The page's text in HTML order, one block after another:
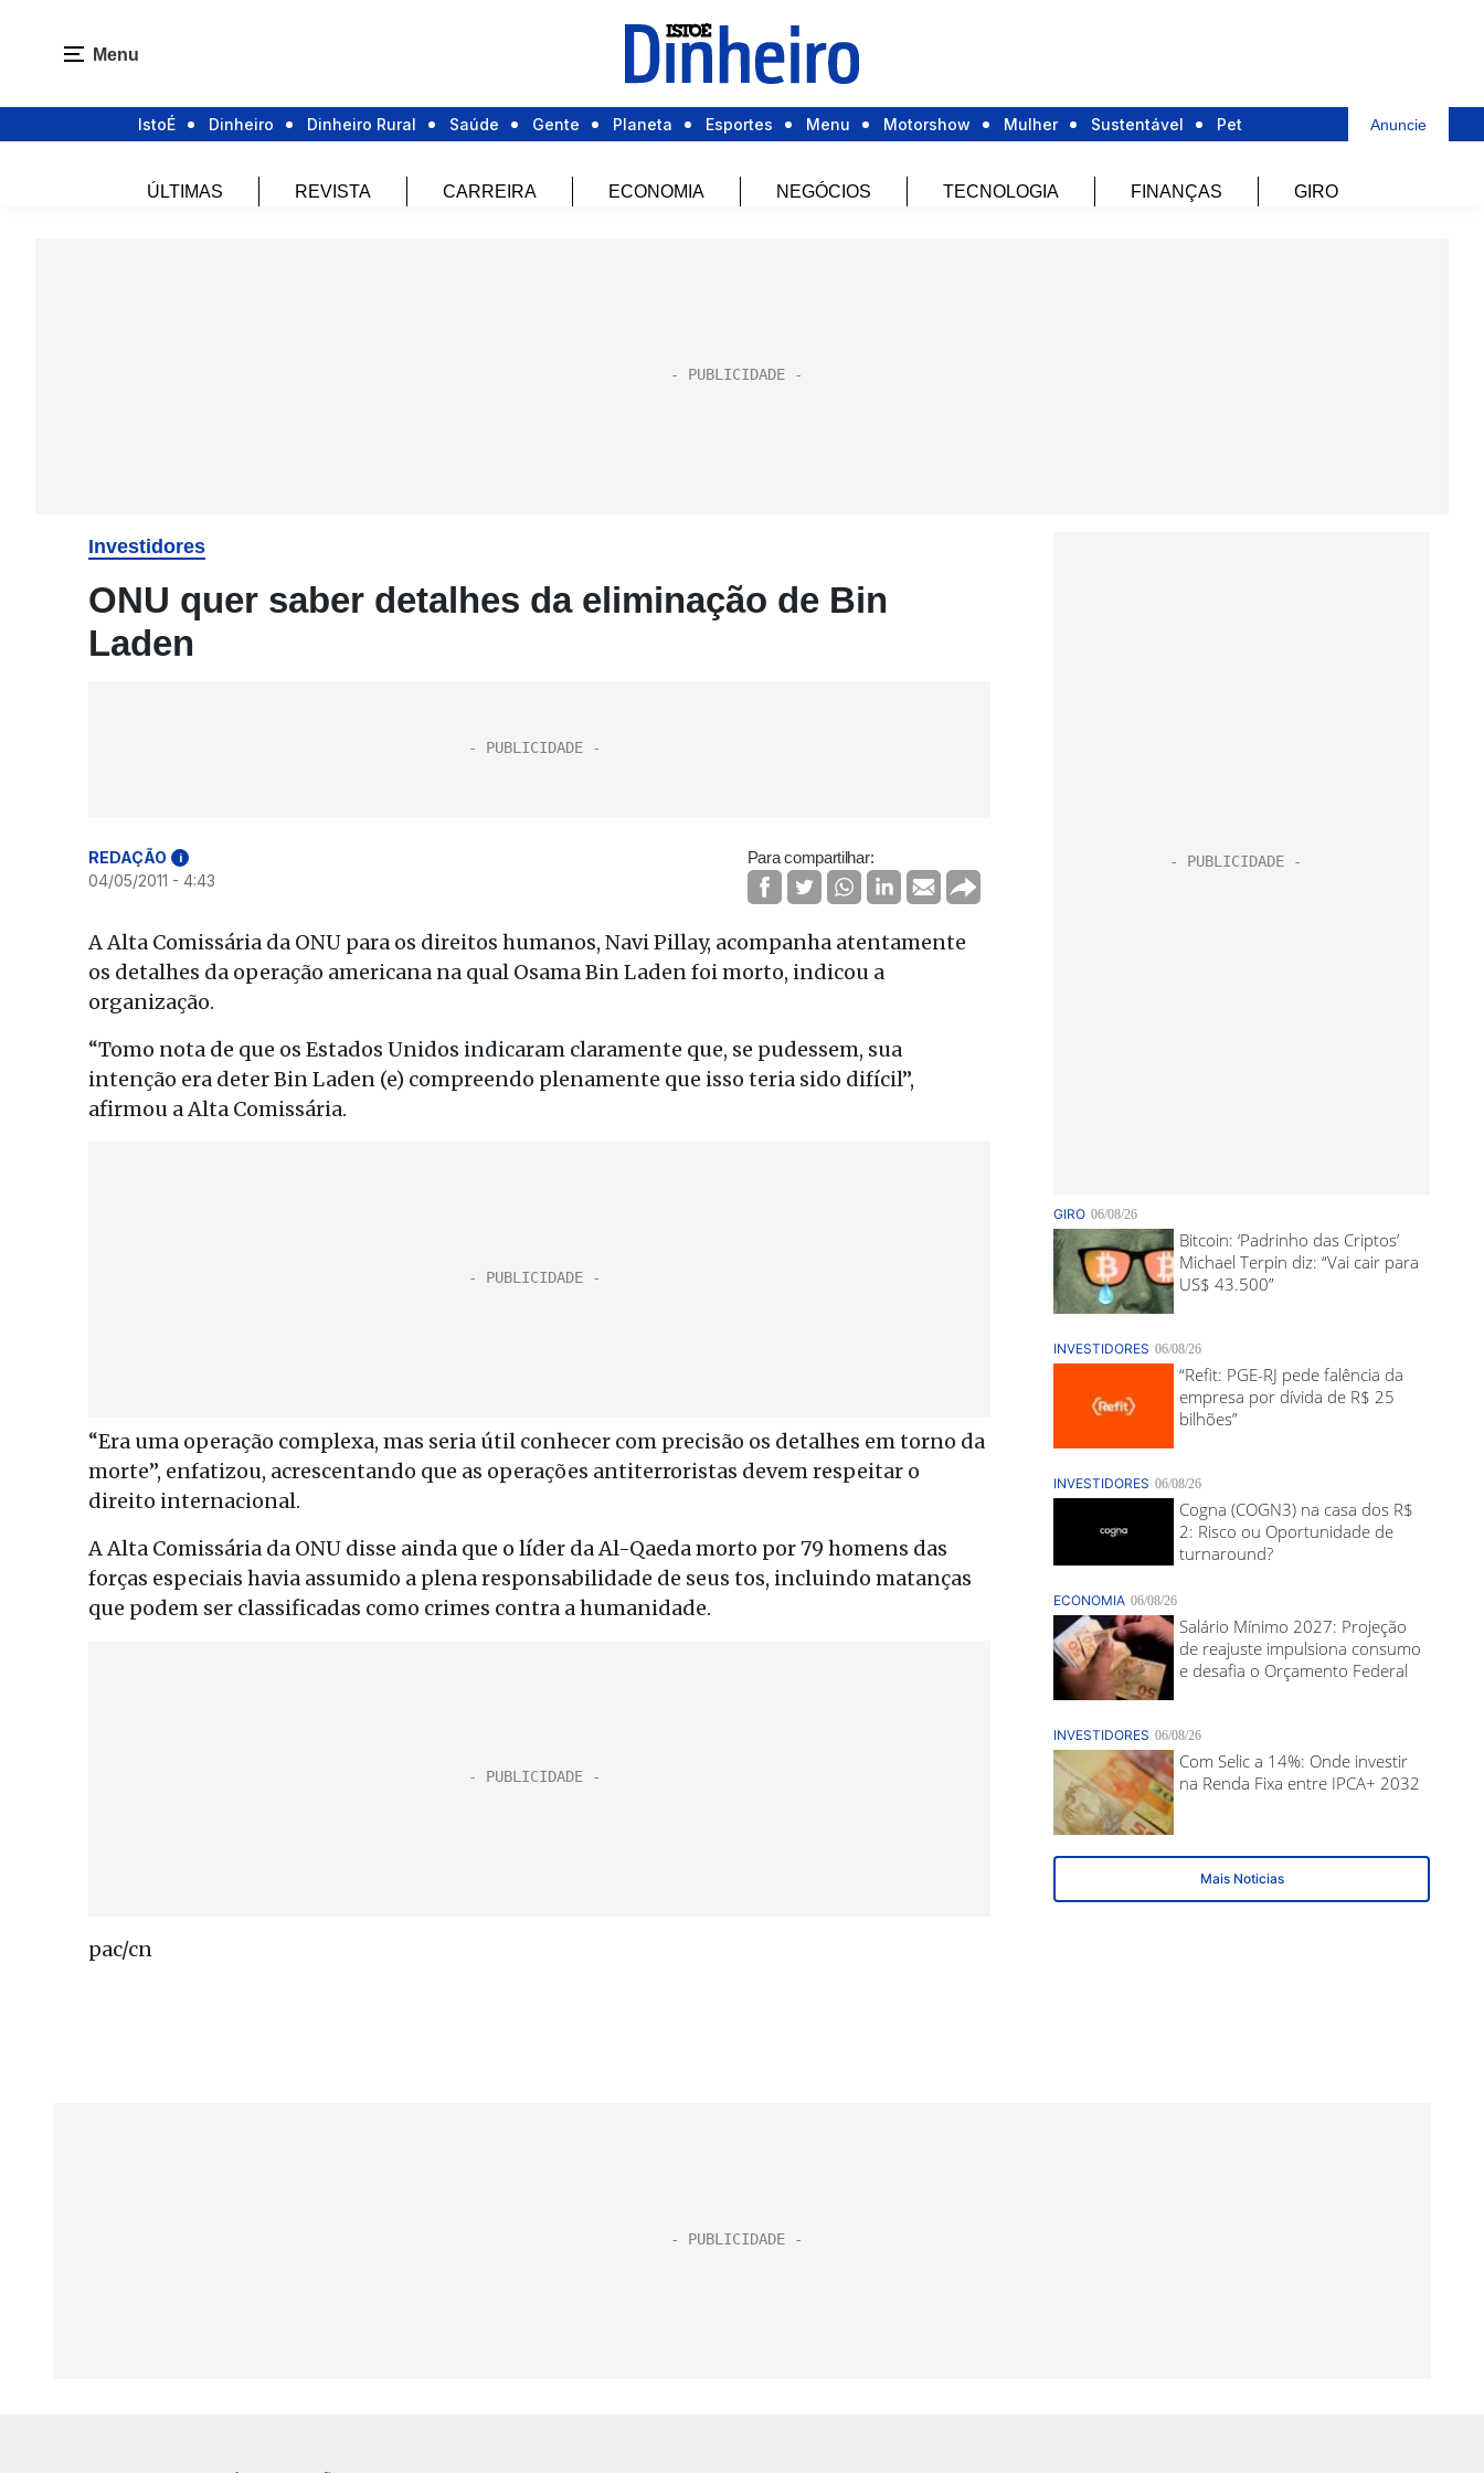
Menu
IstoÉ Dinheiro Dinheiro Rural Saúde Gente Planeta Esportes Menu Motorshow Mulher Sustentável Pet Anuncie
ÚLTIMAS REVISTA CARREIRA ECONOMIA NEGÓCIOS TECNOLOGIA FINANÇAS GIRO
Investidores
ONU quer saber detalhes da eliminação de Bin
Laden
REDAÇÃO i
04/05/2011 - 4:43
Para compartilhar:
A Alta Comissária da ONU para os direitos humanos, Navi Pillay, acompanha atentamente
os detalhes da operação americana na qual Osama Bin Laden foi morto, indicou a
organização.
“Tomo nota de que os Estados Unidos indicaram claramente que, se pudessem, sua
intenção era deter Bin Laden (e) compreendo plenamente que isso teria sido difícil”,
afirmou a Alta Comissária.
“Era uma operação complexa, mas seria útil conhecer com precisão os detalhes em torno da
morte”, enfatizou, acrescentando que as operações antiterroristas devem respeitar o
direito internacional.
A Alta Comissária da ONU disse ainda que o líder da Al-Qaeda morto por 79 homens das
forças especiais havia assumido a plena responsabilidade de seus tos, incluindo matanças
que podem ser classificadas como crimes contra a humanidade.
pac/cn